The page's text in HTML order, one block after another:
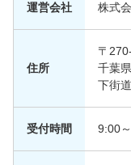
運営会社 株式
住所
〒
千葉
下街
受付時間 9:00